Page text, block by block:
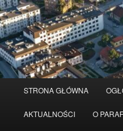
Przeskocz
do
tekstu
STRONA GŁÓWNA
AKTUALNOŚCI O
Serwis wykorzystuje pliki